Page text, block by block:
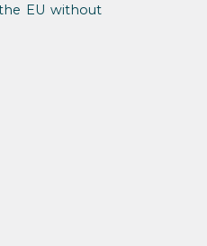
EU without